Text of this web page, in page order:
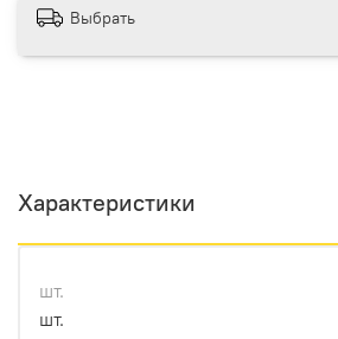
Выбрать
Характеристики
шт.
шт.